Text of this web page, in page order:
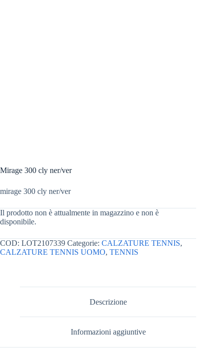
Mirage 300 cly ner/ver
mirage 300 cly ner/ver
Il prodotto non è attualmente in magazzino e non è
disponibile.
COD: LOT2107339 Categorie: CALZATURE TENNIS,
CALZATURE TENNIS UOMO, TENNIS
Descrizione
Informazioni aggiuntive